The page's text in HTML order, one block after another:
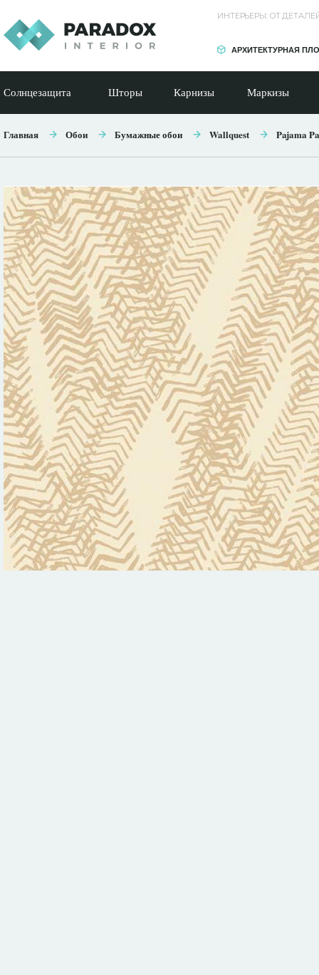
ИНТЕРЬЕРЫ: ОТ
АРХИТЕКТУРНАЯ
Солнцезащита Шторы Карнизы Маркизы
Главная Обои Бумажные обои Wallquest Pajama